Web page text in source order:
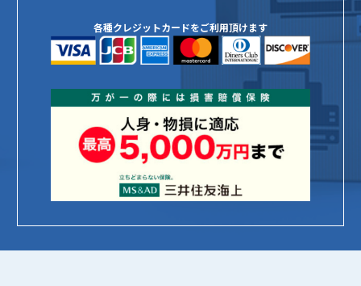
各種クレジットカードをご利用頂けます